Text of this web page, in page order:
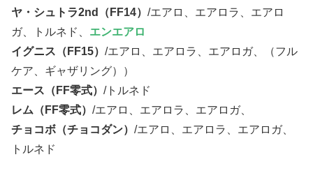
ヤ・シュトラ2nd（FF14） /エアロ、エアロラ、エアロ
ガ、トルネド、 エンエアロ
イグニス（FF15） /エアロ、エアロラ、エアロガ、（フル
ケア、ギャザリング））
エース（FF零式） /トルネド
レム（FF零式） /エアロ、エアロラ、エアロガ、
チョコボ（チョコダン） /エアロ、エアロラ、エアロガ、
トルネド